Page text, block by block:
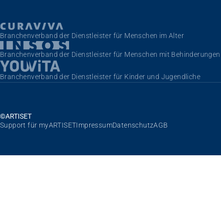
Branchenverband der Dienstleister für Menschen im Alter
Branchenverband der Dienstleister für Menschen mit Behinderungen
Branchenverband der Dienstleister für Kinder und Jugendliche
©ARTISET
Navigation überspringen
Support für myARTISETImpressumDatenschutzAGB